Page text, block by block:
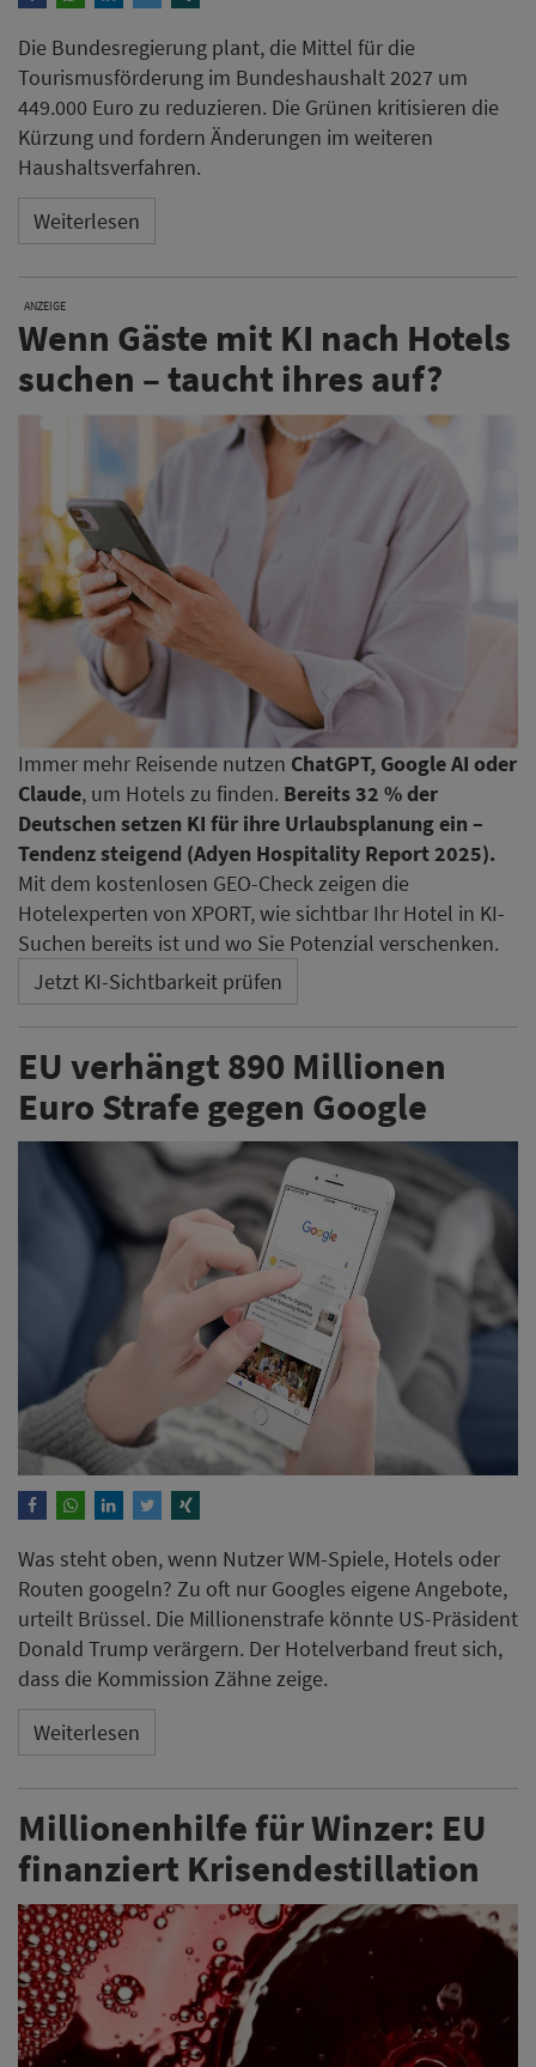
Die Bundesregierung plant, die Mittel für die
Tourismusförderung im Bundeshaushalt 2027 um
449.000 Euro zu reduzieren. Die Grünen kritisieren die
Kürzung und fordern Änderungen im weiteren
Haushaltsverfahren.
Weiterlesen
ANZEIGE
Wenn Gäste mit KI nach Hotels
suchen – taucht ihres auf?
Immer mehr Reisende nutzen ChatGPT, Google AI oder
Claude, um Hotels zu finden. Bereits 32 % der
Deutschen setzen KI für ihre Urlaubsplanung ein –
Tendenz steigend (Adyen Hospitality Report 2025).
Mit dem kostenlosen GEO-Check zeigen die
Hotelexperten von XPORT, wie sichtbar Ihr Hotel in KI-
Suchen bereits ist und wo Sie Potenzial verschenken.
Jetzt KI-Sichtbarkeit prüfen
EU verhängt 890 Millionen
Euro Strafe gegen Google
Was steht oben, wenn Nutzer WM-Spiele, Hotels oder
Routen googeln? Zu oft nur Googles eigene Angebote,
urteilt Brüssel. Die Millionenstrafe könnte US-Präsident
Donald Trump verärgern. Der Hotelverband freut sich,
dass die Kommission Zähne zeige.
Weiterlesen
Millionenhilfe für Winzer: EU
finanziert Krisendestillation